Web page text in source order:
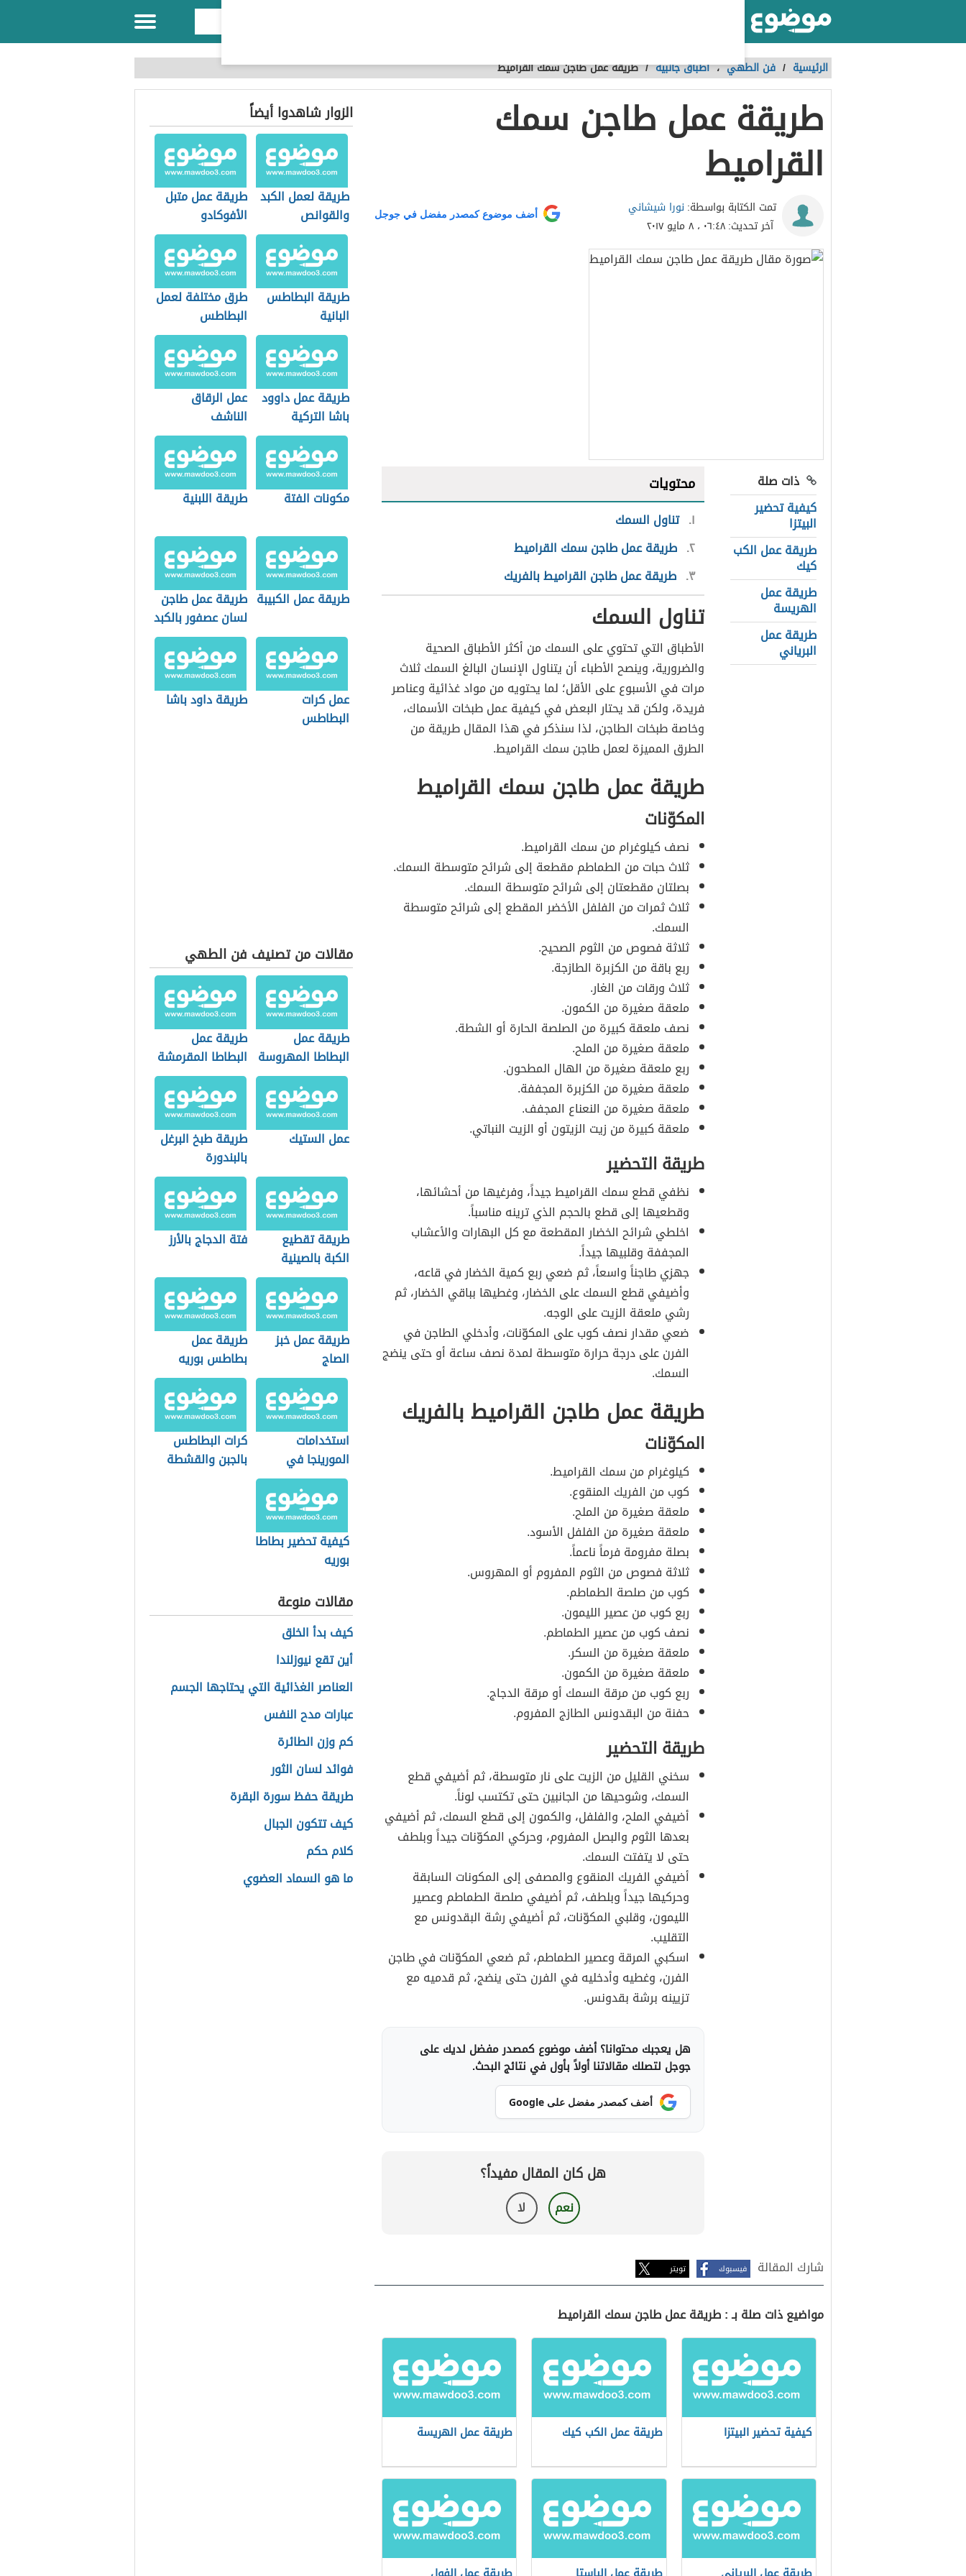
الرئيسية / فن الطهي،أطباق جانبية /طريقة عمل طاجن سمك القراميط
طريقة عمل طاجن سمك
القراميط
تمت الكتابة بواسطة: نورا شيشاني
آخر تحديث:٠٦:٤٨ ، ٨ مايو ٢٠١٧
أضف موضوع كمصدر مفضل في جوجل
ذات صلة
كيفية تحضير
البيتزا
طريقة عمل الكب
كيك
طريقة عمل
الهريسة
طريقة عمل
البرياني
محتويات
١ تناول السمك
٢ طريقة عمل طاجن سمك القراميط
٣ طريقة عمل طاجن القراميط بالفريك
تناول السمك
الأطباق التي تحتوي على السمك من أكثر الأطباق الصحية
والضرورية، وينصح الأطباء أن يتناول الإنسان البالغ السمك ثلاث
مرات في الأسبوع على الأقل؛ لما يحتويه من مواد غذائية وعناصر
فريدة، ولكن قد يحتار البعض في كيفية عمل طبخات الأسماك،
وخاصة طبخات الطاجن، لذا سنذكر في هذا المقال طريقة من
الطرق المميزة لعمل طاجن سمك القراميط.
طريقة عمل طاجن سمك القراميط
المكوّنات
نصف كيلوغرام من سمك القراميط.
ثلاث حبات من الطماطم مقطعة إلى شرائح متوسطة السمك.
بصلتان مقطعتان إلى شرائح متوسطة السمك.
ثلاث ثمرات من الفلفل الأخضر المقطع إلى شرائح متوسطة
السمك.
ثلاثة فصوص من الثوم الصحيح.
ربع باقة من الكزبرة الطازجة.
ثلاث ورقات من الغار.
ملعقة صغيرة من الكمون.
نصف ملعقة كبيرة من الصلصة الحارة أو الشطة.
ملعقة صغيرة من الملح.
ربع ملعقة صغيرة من الهال المطحون.
ملعقة صغيرة من الكزبرة المجففة.
ملعقة صغيرة من النعناع المجفف.
ملعقة كبيرة من زيت الزيتون أو الزيت النباتي.
طريقة التحضير
نظفي قطع سمك القراميط جيداً، وفرغيها من أحشائها،
وقطعيها إلى قطع بالحجم الذي ترينه مناسباً.
اخلطي شرائح الخضار المقطعة مع كل البهارات والأعشاب
المجففة وقلبيها جيداً.
جهزي طاجناً واسعاً، ثم ضعي ربع كمية الخضار في قاعه،
وأضيفي قطع السمك على الخضار، وغطيها بباقي الخضار، ثم
رشي ملعقة الزيت على الوجه.
ضعي مقدار نصف كوب على المكوّنات، وأدخلي الطاجن في
الفرن على درجة حرارة متوسطة لمدة نصف ساعة أو حتى ينضج
السمك.
طريقة عمل طاجن القراميط بالفريك
المكوّنات
كيلوغرام من سمك القراميط.
كوب من الفريك المنقوع.
ملعقة صغيرة من الملح.
ملعقة صغيرة من الفلفل الأسود.
بصلة مفرومة فرماً ناعماً.
ثلاثة فصوص من الثوم المفروم أو المهروس.
كوب من صلصة الطماطم.
ربع كوب من عصير الليمون.
نصف كوب من عصير الطماطم.
ملعقة صغيرة من السكر.
ملعقة صغيرة من الكمون.
ربع كوب من مرقة السمك أو مرقة الدجاج.
حفنة من البقدونس الطازج المفروم.
طريقة التحضير
سخني القليل من الزيت على نار متوسطة، ثم أضيفي قطع
السمك، وشوحيها من الجانبين حتى تكتسب لوناً.
أضيفي الملح، والفلفل، والكمون إلى قطع السمك، ثم أضيفي
بعدها الثوم والبصل المفروم، وحركي المكوّنات جيداً وبلطف
حتى لا يتفتت السمك.
أضيفي الفريك المنقوع والمصفى إلى المكونات السابقة
وحركيها جيداً وبلطف، ثم أضيفي صلصة الطماطم وعصير
الليمون، وقلبي المكوّنات، ثم أضيفي رشة البقدونس مع
التقليب.
اسكبي المرقة وعصير الطماطم، ثم ضعي المكوّنات في طاجن
الفرن، وغطيه وأدخليه في الفرن حتى ينضج، ثم قدميه مع
تزيينه برشة بقدونس.
هل يعجبك محتوانا؟ أضف موضوع كمصدر مفضل لديك على
جوجل لتصلك مقالاتنا أولاً بأول في نتائج البحث.
أضف كمصدر مفضل على Google
هل كان المقال مفيداً؟
نعم لا
شارك المقالة فيسبوك تويتر
مواضيع ذات صلة بـ : طريقة عمل طاجن سمك القراميط
كيفية تحضير البيتزا طريقة عمل الكب كيك طريقة عمل الهريسة
الزوار شاهدوا أيضاً
طريقة لعمل الكبد
والقوانص
طريقة عمل متبل
الأفوكادو
طريقة البطاطس
البانية
طرق مختلفة لعمل
البطاطس
طريقة عمل داوود
باشا التركية
عمل الرقاق
الناشف
مكونات الفتة طريقة اللبنية
طريقة عمل الكبيبة طريقة عمل طاجن
لسان عصفور بالكبد
والقوانص
عمل كرات
البطاطس
طريقة داود باشا
مقالات من تصنيف فن الطهي
طريقة عمل
البطاطا المهروسة
طريقة عمل
البطاطا المقرمشة
عمل الستيك
طريقة طبخ البرغل
بالبندورة
طريقة تقطيع
الكبة بالصينية
فتة الدجاج بالأرز
طريقة عمل خبز
الصاج
طريقة عمل
بطاطس بوريه
استخدامات
المورينجا في
وصفات الطعام
كرات البطاطس
بالجبن والقشطة
كيفية تحضير بطاطا
بوريه
مقالات منوعة
كيف بدأ الخلق
أين تقع نيوزلندا
العناصر الغذائية التي يحتاجها الجسم
عبارات مدح النفس
كم وزن الطائرة
فوائد لسان الثور
طريقة حفظ سورة البقرة
كيف تتكون الجبال
كلام حكم
ما هو السماد العضوي